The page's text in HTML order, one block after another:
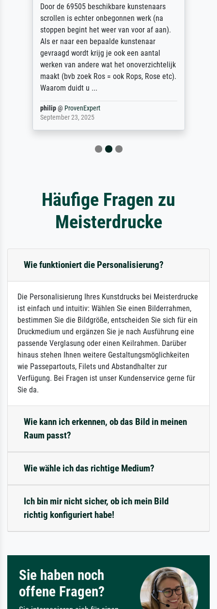
Door de 69505 beschikbare kunstenaars
scrollen is echter onbegonnen werk (na
stoppen begint het weer van voor af aan).
Als er naar een bepaalde kunstenaar
gevraagd wordt krijg je ook een aantal
werken van andere wat het onoverzichtelijk
maakt (bvb zoek Ros = ook Rops, Rose etc).
Waarom duidt u ...
philip@ ProvenExpert
September 23, 2025
Häufige Fragen zu
Meisterdrucke
Wie funktioniert die Personalisierung?
Die Personalisierung Ihres Kunstdrucks bei Meisterdrucke
ist einfach und intuitiv: Wählen Sie einen Bilderrahmen,
bestimmen Sie die Bildgröße, entscheiden Sie sich für ein
Druckmedium und ergänzen Sie je nach Ausführung eine
passende Verglasung oder einen Keilrahmen. Darüber
hinaus stehen Ihnen weitere Gestaltungsmöglichkeiten
wie Passepartouts, Filets und Abstandhalter zur
Verfügung. Bei Fragen ist unser Kundenservice gerne für
Sie da.
Wie kann ich erkennen, ob das Bild in meinen
Raum passt?
Wie wähle ich das richtige Medium?
Ich bin mir nicht sicher, ob ich mein Bild
richtig konfiguriert habe!
Sie haben noch
offene Fragen?